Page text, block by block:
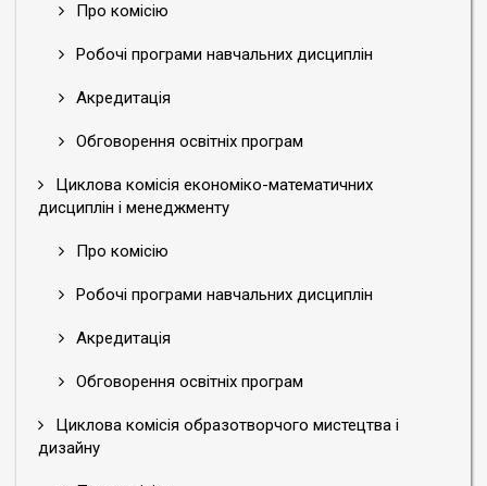
Про комісію
Робочі програми навчальних дисциплін
Акредитація
Обговорення освітніх програм
Циклова комісія економіко-математичних
дисциплін і менеджменту
Про комісію
Робочі програми навчальних дисциплін
Акредитація
Обговорення освітніх програм
Циклова комісія образотворчого мистецтва і
дизайну